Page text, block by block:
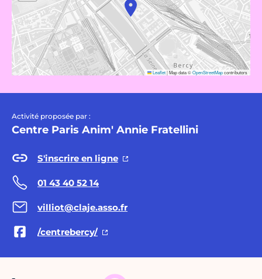
Leaflet|Map data ©OpenStreetMapcontributors
Activité proposée par :
Centre Paris Anim' Annie Fratellini
S'inscrire en ligne
01 43 40 52 14
villiot@claje.asso.fr
/centrebercy/